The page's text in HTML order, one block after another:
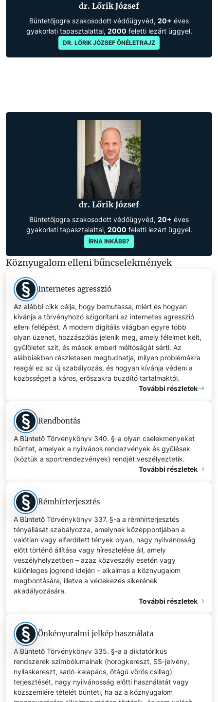
dr. Lőrik József
Büntetőjogra szakosodott védőügyvéd, 20+ éves
gyakorlati tapasztalattal, 2000 feletti lezárt üggyel.
DR. LŐRIK JÓZSEF ÖNÉLETRAJZ
dr. Lőrik József
Büntetőjogra szakosodott védőügyvéd, 20+ éves
gyakorlati tapasztalattal, 2000 feletti lezárt üggyel.
ÍRNA INKÁBB?
Köznyugalom elleni bűncselekmények
Internetes agresszió
Az alábbi cikk célja, hogy bemutassa, miért és hogyan
kívánja a törvényhozó szigorítani az internetes agresszió
elleni fellépést. A modern digitális világban egyre több
olyan üzenet, hozzászólás jelenik meg, amely félelmet kelt,
gyűlöletet szít, és mások emberi méltóságát sérti. Az
alábbiakban részletesen megtudhatja, milyen problémákra
reagál ez az új szabályozás, és hogyan kívánja védeni a
közösséget a káros, erőszakra buzdító tartalmaktól.
További részletek
Rendbontás
A Büntető Törvénykönyv 340. §-a olyan cselekményeket
büntet, amelyek a nyilvános rendezvények és gyűlések
(köztük a sportrendezvények) rendjét veszélyeztetik.
További részletek
Rémhírterjesztés
A Büntető Törvénykönyv 337. §-a a rémhírterjesztés
tényállását szabályozza, amelynek középpontjában a
valótlan vagy elferdített tények olyan, nagy nyilvánosság
előtt történő állítása vagy híresztelése áll, amely
veszélyhelyzetben – azaz közveszély esetén vagy
különleges jogrend idején – alkalmas a köznyugalom
megbontására, illetve a védekezés sikerének
akadályozására.
További részletek
Önkényuralmi jelkép használata
A Büntető Törvénykönyv 335. §-a a diktatórikus
rendszerek szimbólumainak (horogkereszt, SS-jelvény,
nyilaskereszt, sarló-kalapács, ötágú vörös csillag)
terjesztését, nagy nyilvánosság előtti használatát vagy
közszemlére tételét bünteti, ha az a köznyugalom